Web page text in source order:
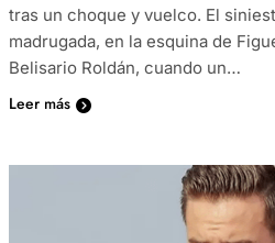
tras un choque y vuelco. El
madrugada, en la esquina de
Belisario Roldán, cuando un…
Leer más